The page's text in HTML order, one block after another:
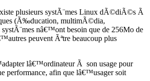
plusieurs systÃ¨mes Linux dÃ©diÃ©s Ã
(Ã‰ducation, multimÃ©dia,
systÃ¨mes nâ€™ont besoin que de 256Mo de
peuvent Ãªtre beaucoup plus
lâ€™ordinateur Ã son usage pour
performance, afin que lâ€™usager soit